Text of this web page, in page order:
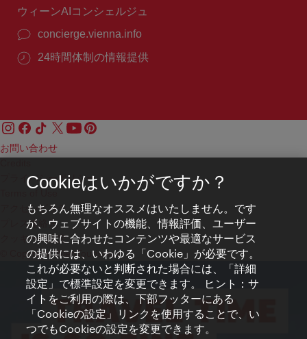
ウィーンAIコンシェルジュ
concierge.vienna.info
24時間体制の情報提供
お問い合わせ
プライバシーポリシー
アクセシビリティ
プレス連絡先
クッキーの設定
© Copyright WienTourismus
Cookieはいかがですか？
もちろん無理なオススメはいたしません。です
が、ウェブサイトの機能、情報評価、ユーザー
の興味に合わせたコンテンツや最適なサービス
の提供には、いわゆる「Cookie」が必要です。
これが必要ないと判断された場合には、「詳細
設定」で標準設定を変更できます。 ヒント：サ
イトをご利用の際は、下部フッターにある
「Cookieの設定」リンクを使用することで、い
つでもCookieの設定を変更できます。